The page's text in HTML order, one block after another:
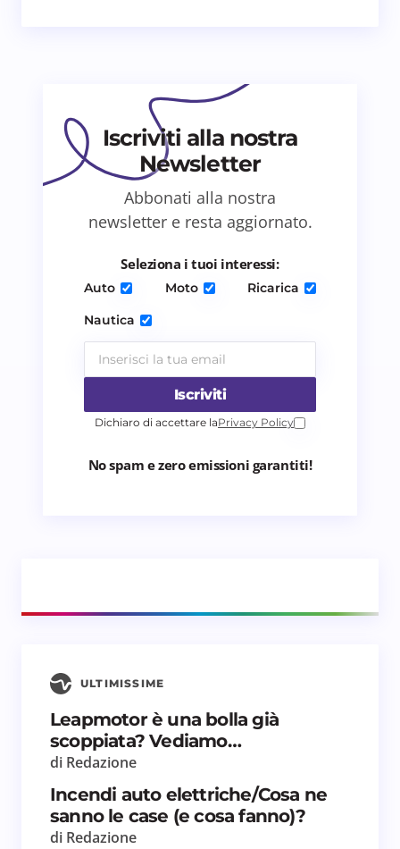
Il tuo commento *
Salva il mio nome e email in questo browser
per il prossimo commento.
Iscriviti alla nostra
Newsletter
Abbonati alla nostra
newsletter e resta aggiornato.
Seleziona i tuoi interessi:
Auto Moto
Ricarica
Nautica
Iscriviti
Dichiaro di accettare laPrivacy Policy
No spam e zero emissioni garantiti!
ULTIMISSIME
Leapmotor è una bolla già
scoppiata? Vediamo…
di Redazione
Incendi auto elettriche/Cosa ne
sanno le case (e cosa fanno)?
di Redazione